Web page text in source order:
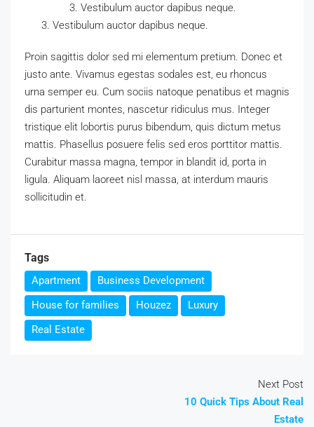
Vestibulum auctor dapibus neque.
Vestibulum auctor dapibus neque.
Proin sagittis dolor sed mi elementum pretium. Donec et
justo ante. Vivamus egestas sodales est, eu rhoncus
urna semper eu. Cum sociis natoque penatibus et magnis
dis parturient montes, nascetur ridiculus mus. Integer
tristique elit lobortis purus bibendum, quis dictum metus
mattis. Phasellus posuere felis sed eros porttitor mattis.
Curabitur massa magna, tempor in blandit id, porta in
ligula. Aliquam laoreet nisl massa, at interdum mauris
sollicitudin et.
Tags
Apartment
Business Development
House for families
Houzez
Luxury
Real Estate
Next Post
10 Quick Tips About Real
Estate